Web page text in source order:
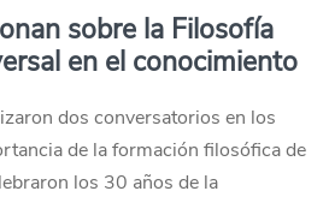
sobre la Filosofía
en el conocimiento
dos conversatorios en los
de la formación filosófica de
los 30 años de la